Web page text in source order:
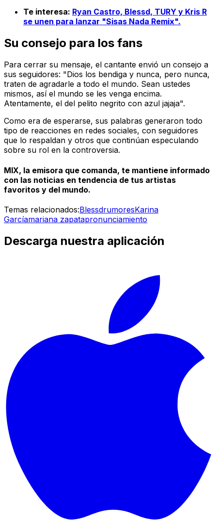
Te interesa: Ryan Castro, Blessd, TURY y Kris R
se unen para lanzar "Sisas Nada Remix".
Su consejo para los fans
Para cerrar su mensaje, el cantante envió un consejo a
sus seguidores: "Dios los bendiga y nunca, pero nunca,
traten de agradarle a todo el mundo. Sean ustedes
mismos, así el mundo se les venga encima.
Atentamente, el del pelito negrito con azul jajaja".
Como era de esperarse, sus palabras generaron todo
tipo de reacciones en redes sociales, con seguidores
que lo respaldan y otros que continúan especulando
sobre su rol en la controversia.
MIX, la emisora que comanda, te mantiene informado
con las noticias en tendencia de tus artistas
favoritos y del mundo.
Temas relacionados:BlessdrumoresKarina
Garcíamariana zapatapronunciamiento
Descarga nuestra aplicación